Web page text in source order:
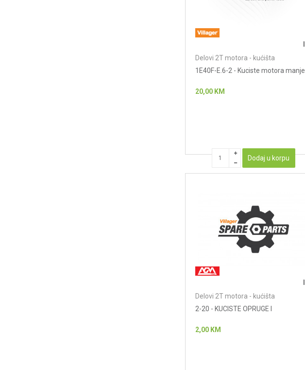
Delovi 2T motora - kućišta
1E40F-E.6-2 - Kuciste motora manje
20,00 KM
Dodaj u korpu
Delovi 2T motora - kućišta
2-20 - KUCISTE OPRUGE I
2,00 KM